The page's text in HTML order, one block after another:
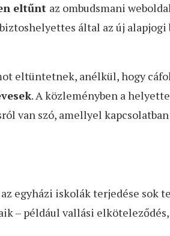
eltűnt az ombudsmani
által az új
eltüntetnek, anélkül, hogy
. A közleményben a
van szó, amellyel
egyházi iskolák terjedése sok
– például vallási